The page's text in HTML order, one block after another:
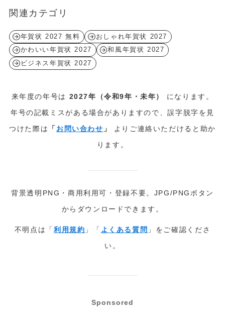
関連カテゴリ
年賀状 2027 無料
おしゃれ年賀状 2027
かわいい年賀状 2027
和風年賀状 2027
ビジネス年賀状 2027
来年度の年号は 2027年（令和9年・未年）
になります。
年号の記載ミスがある場合がありますので、誤字脱字を見
つけた際は
「 お問い合わせ 」
よりご連絡いただけると助か
ります。
背景透明PNG・商用利用可・登録不要。JPG/PNGボタン
からダウンロードできます。
不明点は「 利用規約 」「 よくある質問 」をご確認くださ
い。
Sponsored